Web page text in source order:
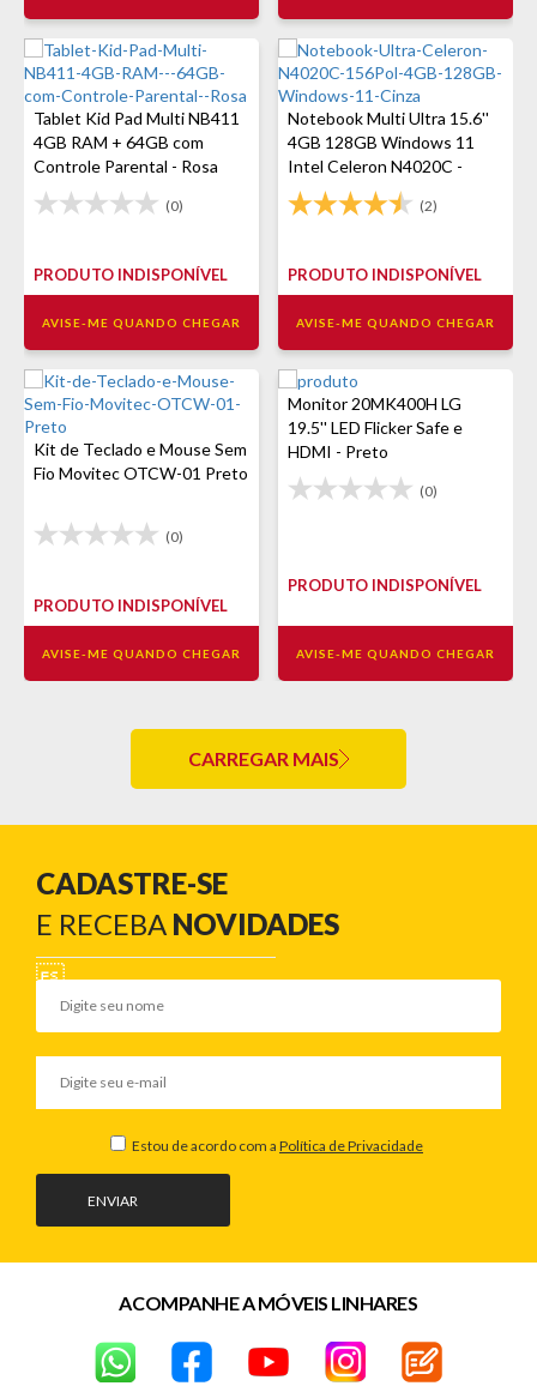
Tablet Kid Pad Multi NB411
4GB RAM + 64GB com
Controle Parental - Rosa
(0)
PRODUTO INDISPONÍVEL
AVISE-ME QUANDO CHEGAR
Notebook Multi Ultra 15.6''
4GB 128GB Windows 11
Intel Celeron N4020C -
Cinza
(2)
PRODUTO INDISPONÍVEL
AVISE-ME QUANDO CHEGAR
Kit de Teclado e Mouse Sem
Fio Movitec OTCW-01 Preto
(0)
PRODUTO INDISPONÍVEL
AVISE-ME QUANDO CHEGAR
Monitor 20MK400H LG
19.5'' LED Flicker Safe e
HDMI - Preto
(0)
PRODUTO INDISPONÍVEL
AVISE-ME QUANDO CHEGAR
CARREGAR MAIS
CADASTRE-SE
E RECEBA NOVIDADES
ENVIAR
Estou de acordo com a Política de Privacidade
ACOMPANHE A MÓVEIS LINHARES